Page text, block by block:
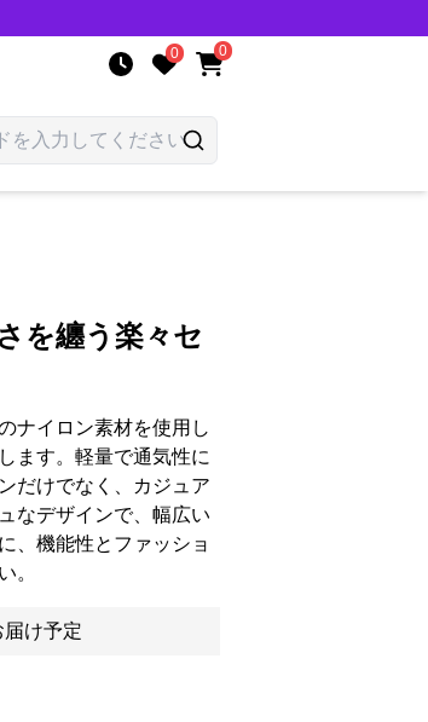
0 0
を纏う楽々セ
ナイロン素材を使用し
ます。軽量で通気性に
だけでなく、カジュア
なデザインで、幅広い
、機能性とファッショ
。
け予定